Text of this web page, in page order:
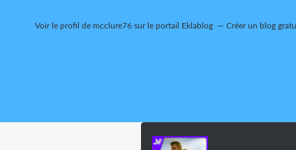
Voir le profil de mcclure76sur le portail Eklablog Créer un blog